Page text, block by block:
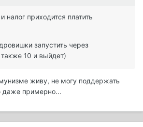
налог приходится платить
запустить через
10 и выйдет)
живу, не могу поддержать
даже примерно...